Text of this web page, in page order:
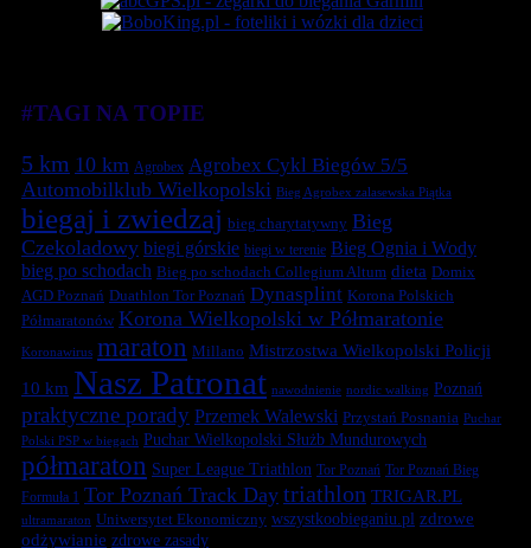
#TAGI NA TOPIE
5 km 10 km Agrobex Agrobex Cykl Biegów 5/5
Automobilklub Wielkopolski Bieg Agrobex zalasewska Piątka
biegaj i zwiedzaj bieg charytatywny Bieg
Czekoladowy biegi górskie biegi w terenie Bieg Ognia i Wody
bieg po schodach Bieg po schodach Collegium Altum dieta Domix
AGD Poznań Duathlon Tor Poznań Dynasplint Korona Polskich
Półmaratonów Korona Wielkopolski w Półmaratonie
Koronawirus maraton Millano Mistrzostwa Wielkopolski Policji
10 km Nasz Patronat nawodnienie nordic walking Poznań
praktyczne porady Przemek Walewski Przystań Posnania Puchar
Polski PSP w biegach Puchar Wielkopolski Służb Mundurowych
półmaraton Super League Triathlon Tor Poznań Tor Poznań Bieg
Formuła 1 Tor Poznań Track Day triathlon TRIGAR.PL
ultramaraton Uniwersytet Ekonomiczny wszystkoobieganiu.pl zdrowe
odżywianie zdrowe zasady